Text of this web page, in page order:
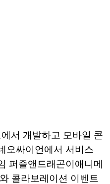
서 개발하고 모바일 콘
오싸이언에서 서비스
퍼즐앤드래곤이애니메
콜라보레이션 이벤트